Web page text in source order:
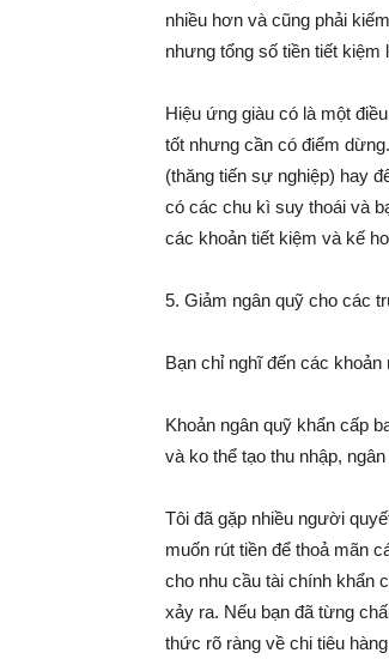
nhiều hơn và cũng phải
nhưng tổng số tiền tiết kiệm
Hiệu ứng giàu có là một
tốt nhưng cần có điểm
(thăng tiến sự nghiệp) hay
có các chu kì suy thoái và
các khoản tiết kiệm và kế
5. Giảm ngân quỹ cho các
Bạn chỉ nghĩ đến các
Khoản ngân quỹ khẩn cấp
và ko thể tạo thu nhập,
Tôi đã gặp nhiều người
muốn rút tiền để thoả mãn
cho nhu cầu tài chính khẩn
xảy ra. Nếu bạn đã từng
thức rõ ràng về chi tiêu